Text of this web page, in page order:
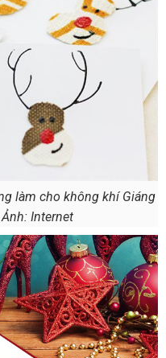
làm cho không khí Giáng
Internet